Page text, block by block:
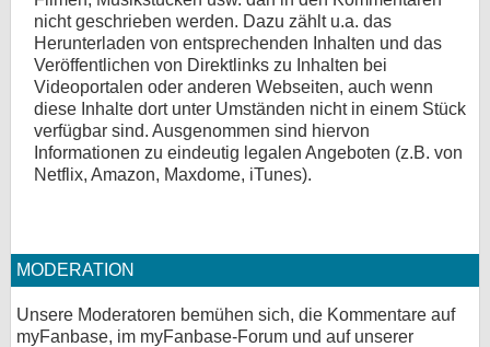
nicht geschrieben werden. Dazu zählt u.a. das
Herunterladen von entsprechenden Inhalten und das
Veröffentlichen von Direktlinks zu Inhalten bei
Videoportalen oder anderen Webseiten, auch wenn
diese Inhalte dort unter Umständen nicht in einem Stück
verfügbar sind. Ausgenommen sind hiervon
Informationen zu eindeutig legalen Angeboten (z.B. von
Netflix, Amazon, Maxdome, iTunes).
MODERATION
Unsere Moderatoren bemühen sich, die Kommentare auf
myFanbase, im myFanbase-Forum und auf unserer